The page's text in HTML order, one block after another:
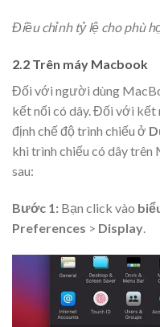
Điều chỉnh tỷ lệ cho phù
2.2 Trên máy Macbook
Đối với người dùng
kết nối có dây. Đối với kết
định chế độ trình chiếu ở
khi trình chiếu có dây
sau:
Bước 1: Bạn click vào
Preferences > Display